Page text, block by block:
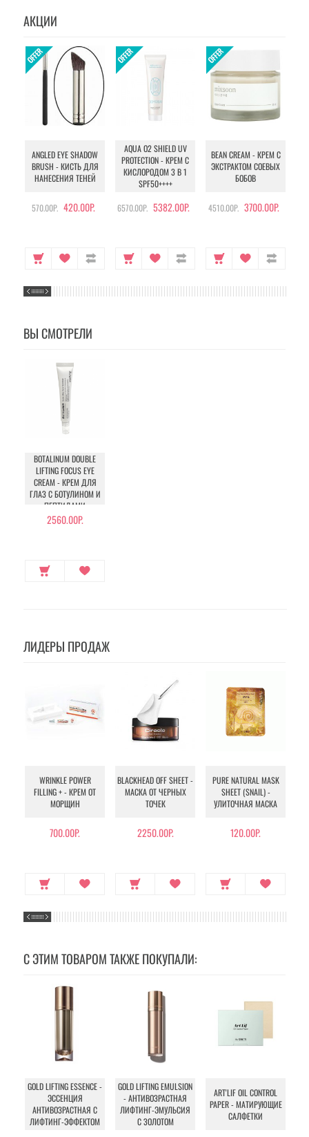
АКЦИИ
ANGLED EYE SHADOW
BRUSH - КИСТЬ ДЛЯ
НАНЕСЕНИЯ ТЕНЕЙ
570.00Р. 420.00Р.
AQUA O2 SHIELD UV
PROTECTION - КРЕМ С
КИСЛОРОДОМ 3 В 1
SPF50++++
6570.00Р. 5382.00Р.
BEAN CREAM - КРЕМ С
ЭКСТРАКТОМ СОЕВЫХ
БОБОВ
4510.00Р. 3700.00Р.
ВЫ СМОТРЕЛИ
BOTALINUM DOUBLE
LIFTING FOCUS EYE
CREAM - КРЕМ ДЛЯ
ГЛАЗ С БОТУЛИНОМ И
ПЕПТИДАМИ
2560.00Р.
ЛИДЕРЫ ПРОДАЖ
WRINKLE POWER
FILLING + - КРЕМ ОТ
МОРЩИН
700.00Р.
BLACKHEAD OFF SHEET -
МАСКА ОТ ЧЕРНЫХ
ТОЧЕК
2250.00Р.
PURE NATURAL MASK
SHEET (SNAIL) -
УЛИТОЧНАЯ МАСКА
120.00Р.
С ЭТИМ ТОВАРОМ ТАКЖЕ ПОКУПАЛИ:
GOLD LIFTING ESSENCE -
ЭССЕНЦИЯ
АНТИВОЗРАСТНАЯ С
ЛИФТИНГ-ЭФФЕКТОМ
GOLD LIFTING EMULSION
- АНТИВОЗРАСТНАЯ
ЛИФТИНГ-ЭМУЛЬСИЯ
С ЗОЛОТОМ
ART'LIF OIL CONTROL
PAPER - МАТИРУЮЩИЕ
САЛФЕТКИ